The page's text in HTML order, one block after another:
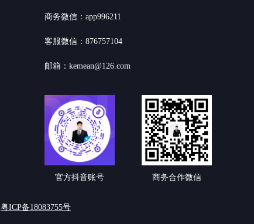
商务微信：app996211
客服微信：876757104
邮箱：kemean@126.com
官方抖音账号 商务合作微信
粤ICP备18083755号